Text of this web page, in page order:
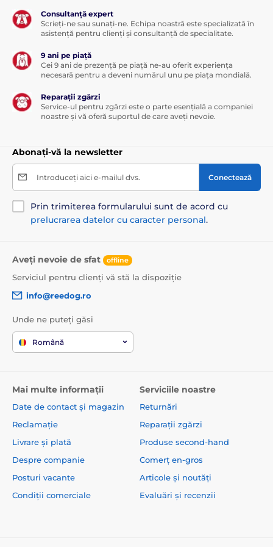
mașini mici, cum ar fi: Škoda Citigo, Fabia, Hyundai
i20, i30, Fiat Punto, Ford Fiesta, Daewoo Matiz, Opel
Dimensiunile140 cm x 190 cm suntpotrivite pentru
mașini medii, cum ar fi: Škoda Octavia, Scala, Hyundai
mașini mari
și SUV-uri, cum ar fi: Škoda Superb,
Kodiaq, Hyundai Tucson, SantaFe, Fiat Doblo, Ford C-
BMW 7, X5,X6,X7, Audi Q7, Q5, A6, A7, A8, JEEP
Cherokee).
expresă. Imaginile au doar caracter ilustrativ.
Produsul este inclus în categoria
Consultanță expert
Scrieți-ne sau sunați-ne. Echipa noastră este specializată în
asistență pentru clienți și consultanță de specialitate.
9 ani pe piață
Cei 9 ani de prezență pe piață ne-au oferit experiența
necesară pentru a deveni numărul unu pe piața mondială.
Reparații zgărzi
Service-ul pentru zgărzi este o parte esențială a companiei
noastre și vă oferă suportul de care aveți nevoie.
Abonați-vă la newsletter
Introduceți aici e-mailul dvs. Conectează
Prin trimiterea formularului sunt de acord cu
prelucrarea datelor cu caracter personal.
Aveți nevoie de sfat offline
Serviciul pentru clienți vă stă la dispoziție
info@reedog.ro
Unde ne puteți găsi
Română
Mai multe informații
Date de contact și magazin
Reclamație
Livrare și plată
Despre companie
Posturi vacante
Condiții comerciale
Serviciile noastre
Returnări
Reparații zgărzi
Produse second-hand
Comerț en-gros
Articole și noutăți
Evaluări și recenzii